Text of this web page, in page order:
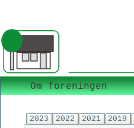
Om foreningen
2023 2022 2021 2019